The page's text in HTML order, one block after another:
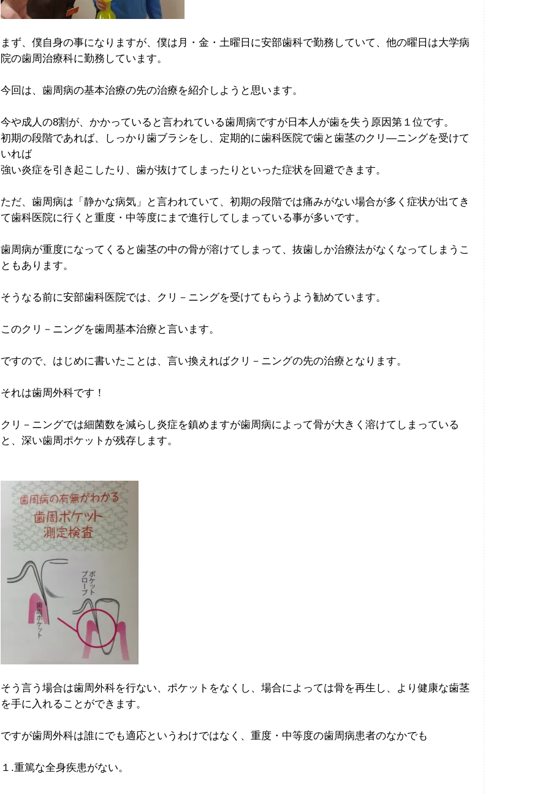
まず、僕自身の事になりますが、僕は月・金・土曜日に安部歯科で勤務していて、他の曜日は大学病
院の歯周治療科に勤務しています。
今回は、歯周病の基本治療の先の治療を紹介しようと思います。
今や成人の8割が、かかっていると言われている歯周病ですが日本人が歯を失う原因第１位です。
初期の段階であれば、しっかり歯ブラシをし、定期的に歯科医院で歯と歯茎のクリ―ニングを受けて
いれば
強い炎症を引き起こしたり、歯が抜けてしまったりといった症状を回避できます。
ただ、歯周病は「静かな病気」と言われていて、初期の段階では痛みがない場合が多く症状が出てき
て歯科医院に行くと重度・中等度にまで進行してしまっている事が多いです。
歯周病が重度になってくると歯茎の中の骨が溶けてしまって、抜歯しか治療法がなくなってしまうこ
ともあります。
そうなる前に安部歯科医院では、クリ－ニングを受けてもらうよう勧めています。
このクリ－ニングを歯周基本治療と言います。
ですので、はじめに書いたことは、言い換えればクリ－ニングの先の治療となります。
それは歯周外科です！
クリ－ニングでは細菌数を減らし炎症を鎮めますが歯周病によって骨が大きく溶けてしまっている
と、深い歯周ポケットが残存します。
そう言う場合は歯周外科を行ない、ポケットをなくし、場合によっては骨を再生し、より健康な歯茎
を手に入れることができます。
ですが歯周外科は誰にでも適応というわけではなく、重度・中等度の歯周病患者のなかでも
１.重篤な全身疾患がない。